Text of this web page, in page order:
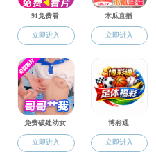
特色专业